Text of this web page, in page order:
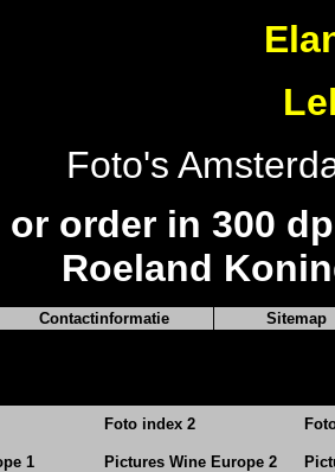
Foto's
order in 300
Roeland
Contactinformatie Sitemap
Foto index 2
1 Pictures Wine Europe 2